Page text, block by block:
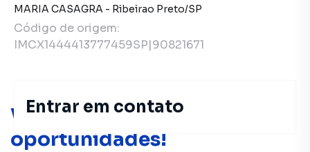
Você pode encontrar novas
oportunidades!
MARIA CASAGRA - Ribeirao Preto/SP
Código de origem:
IMCX1444413777459SP|90821671
Entrar em contato